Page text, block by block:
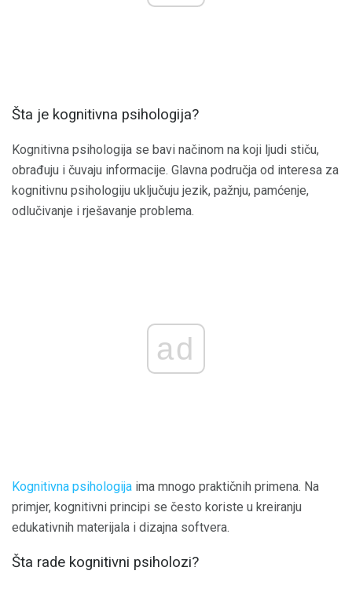
Šta je kognitivna psihologija?
Kognitivna psihologija se bavi načinom na koji ljudi stiču,
obrađuju i čuvaju informacije. Glavna područja od interesa za
kognitivnu psihologiju uključuju jezik, pažnju, pamćenje,
odlučivanje i rješavanje problema.
ad
Kognitivna psihologija ima mnogo praktičnih primena. Na
primjer, kognitivni principi se često koriste u kreiranju
edukativnih materijala i dizajna softvera.
Šta rade kognitivni psiholozi?